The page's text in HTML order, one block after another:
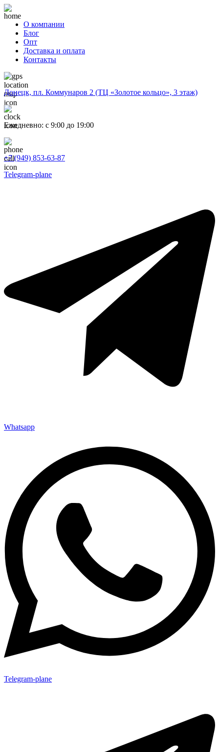
О компании
Блог
Опт
Доставка и оплата
Контакты
Донецк, пл. Коммунаров 2 (ТЦ «Золотое кольцо», 3 этаж)
Ежедневно: с 9:00 до 19:00
+7 (949) 853-63-87
Telegram-plane
Whatsapp
Telegram-plane